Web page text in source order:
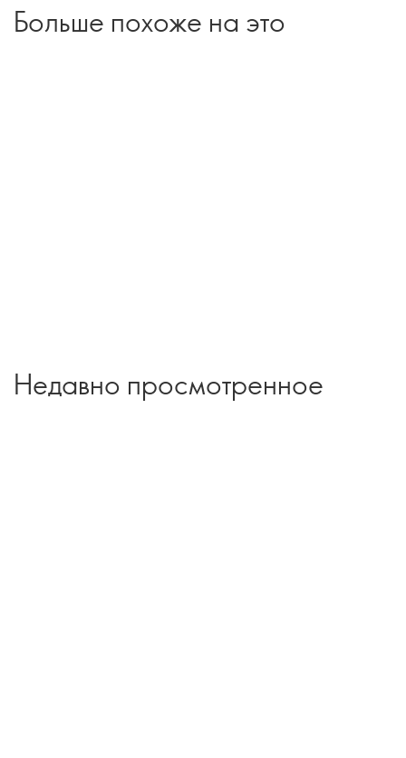
Больше похоже на это
Недавно просмотренное